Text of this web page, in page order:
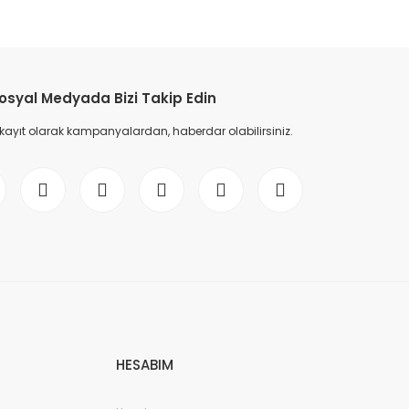
Medyada Bizi Takip Edin
olarak kampanyalardan, haberdar olabilirsiniz.
HESABIM